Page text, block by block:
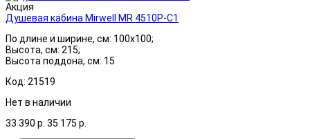
Акция
Душевая кабина Mirwell MR 4510P-C1
По длине и ширине, см: 100x100;
Высота, см: 215;
Высота поддона, см: 15
Код: 21519
Нет в наличии
33 390 р. 35 175 р.